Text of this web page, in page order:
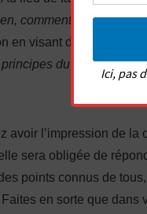
comment s’appelle-t-il
en visant des points
du droit à
avoir l’impression de
sera obligée de
points connus de
en sorte que dans
Ici, pas